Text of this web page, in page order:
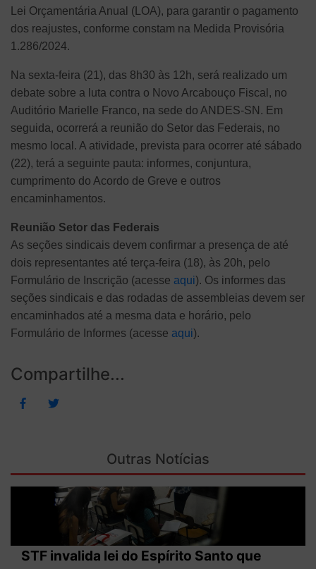
Lei Orçamentária Anual (LOA), para garantir o pagamento
dos reajustes, conforme constam na Medida Provisória
1.286/2024.
Na sexta-feira (21), das 8h30 às 12h, será realizado um
debate sobre a luta contra o Novo Arcabouço Fiscal, no
Auditório Marielle Franco, na sede do ANDES-SN. Em
seguida, ocorrerá a reunião do Setor das Federais, no
mesmo local. A atividade, prevista para ocorrer até sábado
(22), terá a seguinte pauta: informes, conjuntura,
cumprimento do Acordo de Greve e outros
encaminhamentos.
Reunião Setor das Federais
As seções sindicais devem confirmar a presença de até
dois representantes até terça-feira (18), às 20h, pelo
Formulário de Inscrição (acesse aqui). Os informes das
seções sindicais e das rodadas de assembleias devem ser
encaminhados até a mesma data e horário, pelo
Formulário de Informes (acesse aqui).
Compartilhe...
Outras Notícias
STF invalida lei do Espírito Santo que